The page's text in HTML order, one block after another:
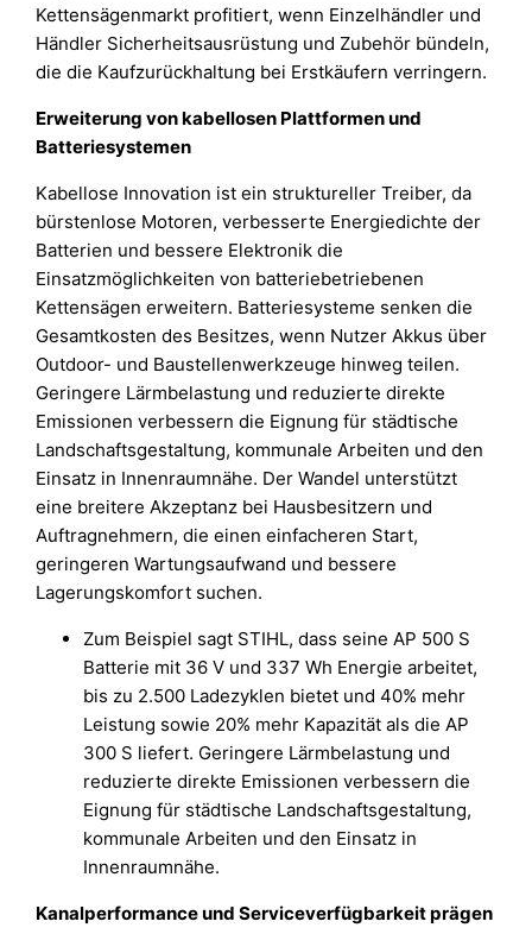
Kettensägenmarkt profitiert, wenn Einzelhändler und
Händler Sicherheitsausrüstung und Zubehör bündeln,
die die Kaufzurückhaltung bei Erstkäufern verringern.
Erweiterung von kabellosen Plattformen und
Batteriesystemen
Kabellose Innovation ist ein struktureller Treiber, da
bürstenlose Motoren, verbesserte Energiedichte der
Batterien und bessere Elektronik die
Einsatzmöglichkeiten von batteriebetriebenen
Kettensägen erweitern. Batteriesysteme senken die
Gesamtkosten des Besitzes, wenn Nutzer Akkus über
Outdoor- und Baustellenwerkzeuge hinweg teilen.
Geringere Lärmbelastung und reduzierte direkte
Emissionen verbessern die Eignung für städtische
Landschaftsgestaltung, kommunale Arbeiten und den
Einsatz in Innenraumnähe. Der Wandel unterstützt
eine breitere Akzeptanz bei Hausbesitzern und
Auftragnehmern, die einen einfacheren Start,
geringeren Wartungsaufwand und bessere
Lagerungskomfort suchen.
Zum Beispiel sagt STIHL, dass seine AP 500 S
Batterie mit 36 V und 337 Wh Energie arbeitet,
bis zu 2.500 Ladezyklen bietet und 40% mehr
Leistung sowie 20% mehr Kapazität als die AP
300 S liefert. Geringere Lärmbelastung und
reduzierte direkte Emissionen verbessern die
Eignung für städtische Landschaftsgestaltung,
kommunale Arbeiten und den Einsatz in
Innenraumnähe.
Kanalperformance und Serviceverfügbarkeit prägen